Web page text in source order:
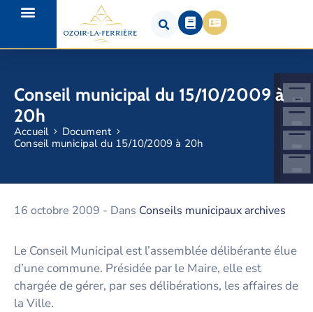
Conseil municipal du 15/10/2009 à
20h
Accueil
Document
Conseil municipal du 15/10/2009 à 20h
16 octobre 2009 - Dans Conseils municipaux archives
Le Conseil Municipal est l’assemblée délibérante élue
d’une commune. Présidée par le Maire, elle est
chargée de gérer, par ses délibérations, les affaires de
la Ville.